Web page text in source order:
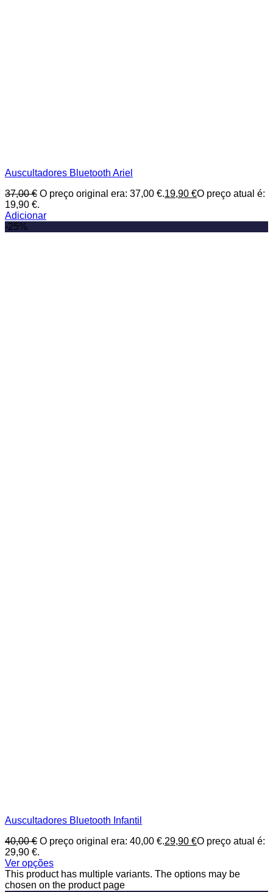
Auscultadores Bluetooth Ariel
37,00€ O preço original era: 37,00 €.19,90 €O preço atual é:
19,90 €.
Adicionar
-25%
Auscultadores Bluetooth Infantil
40,00€ O preço original era: 40,00 €.29,90 €O preço atual é:
29,90 €.
Ver opções
This product has multiple variants. The options may be
chosen on the product page